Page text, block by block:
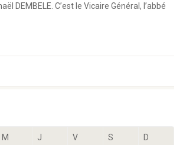
DEMBELE. C’est le Vicaire Général, l’abbé
M J V S D